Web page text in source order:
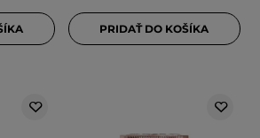
PRIDAŤ DO KOŠÍKA